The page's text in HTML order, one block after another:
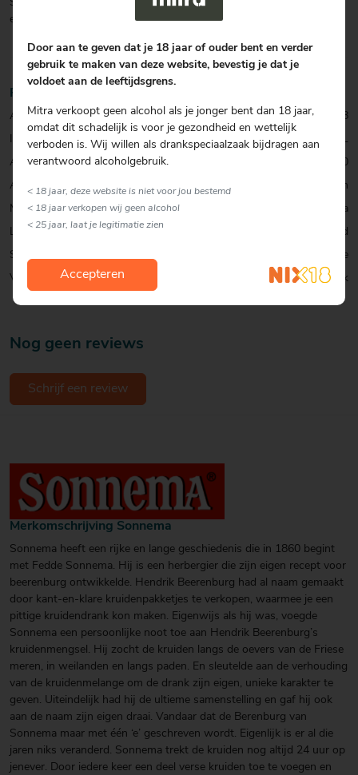
Schenk de Sonnema Ice tea uit over een ijsblokjes in een longdrink
en garneer met een citroenschijfje.
Nog geen reviews
Schrijf een review
Productinformatie
Artikelcode:
0001070568
Inhoud:
25 CL
Alcohol percentage:
6,0
Allergenen:
Geen
Merk:
Sonnema
Land:
Nederland
Soort:
Ready to Serve
Verpakking:
Blik
Merkomschrijving Sonnema
Sonnema heeft een rijke en lange geschiedenis die in 1860 begint
met Fedde Sonnema. Hij is een herbergier die zijn eigen recept voor
beerenburg ontwikkelde. Hendrik Beerenburg had al naam gemaakt
door kant-en-klare kruidenpakketjes te verkopen, waarmee je een
pittige kruidendrank kon maken. Eigenwijs als hij was, voegde
Sonnema een persoonlijke noot toe aan Hendrik Beerenburg’s
kruidenmengsel. Hij zocht de kruiden langs de oevers van de Friese
meren, in weilanden en langs paden. En sleutelde aan de verhouding
van de kruidenmelange om de drank zijn eigen, unieke karakter te
geven. Uiteindelijk had hij de ultieme samenstelling en gaf hij ook
aan de naam zijn eigen draai. Vandaar dat de Berenburg van
Sonnema maar met één ‘e’ geschreven wordt. Eigenlijk is er al die
jaren niks veranderd. Sonnema trekt de kruiden nog altijd 24 uur op
jenever. Door iedere keer een deel verse kruiden toe te voegen en
Door aan te geven dat je 18 jaar of ouder bent en verder
gebruik te maken van deze website, bevestig je dat je
voldoet aan de leeftijdsgrens.
Mitra verkoopt geen alcohol als je jonger bent dan 18 jaar,
omdat dit schadelijk is voor je gezondheid en wettelijk
verboden is. Wij willen als drankspeciaalzaak bijdragen aan
verantwoord alcoholgebruik.
< 18 jaar, deze website is niet voor jou bestemd
< 18 jaar verkopen wij geen alcohol
< 25 jaar, laat je legitimatie zien
Accepteren